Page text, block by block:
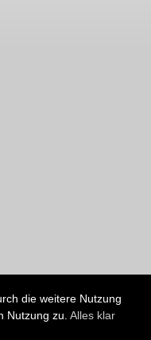
die weitere Nutzung
Nutzung zu. Alles klar